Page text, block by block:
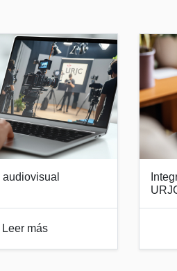
Leer más